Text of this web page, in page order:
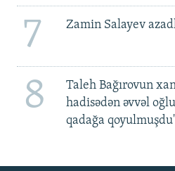
7 Zamin Salayev
8
Taleh Bağırovun
hadisədən əvvəl
qadağa qoyulmuşdu'